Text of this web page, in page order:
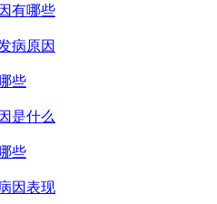
有哪些
病原因
些
是什么
些
因表现